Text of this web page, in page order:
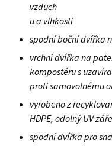
vzduch
u a vlhkosti
spodní boční dvířka
vrchní dvířka na
kompostéru s
proti samovolnému
vyrobeno z
HDPE, odolný UV
spodní dvířka pro